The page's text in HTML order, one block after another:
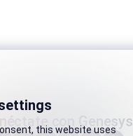
con Genesys
this website uses